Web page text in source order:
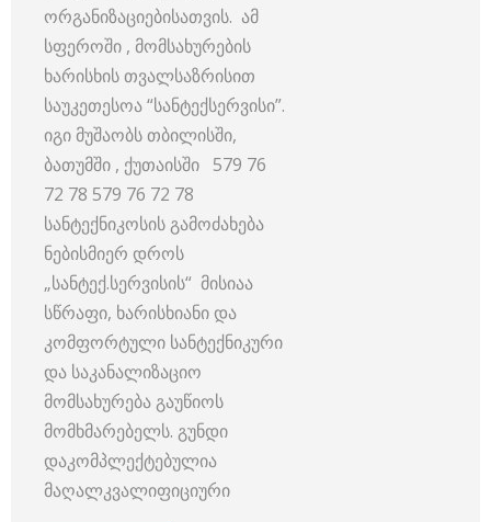
ორგანიზაციებისათვის. ამ
სფეროში , მომსახურების
ხარისხის თვალსაზრისით
საუკეთესოა “სანტექსერვისი”.
იგი მუშაობს თბილისში,
ბათუმში , ქუთაისში 579 76
72 78 579 76 72 78
სანტექნიკოსის გამოძახება
ნებისმიერ დროს
„სანტექ.სერვისის“ მისიაა
სწრაფი, ხარისხიანი და
კომფორტული სანტექნიკური
და საკანალიზაციო
მომსახურება გაუწიოს
მომხმარებელს. გუნდი
დაკომპლექტებულია
მაღალკვალიფიციური